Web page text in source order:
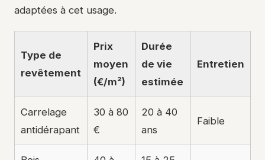
adaptées à cet usage.
Type de
revêtement
Prix
moyen
(€/m²)
Durée
de vie
estimée
Entretien
Carrelage
antidérapant
30 à 80
€
20 à 40
ans
Faible